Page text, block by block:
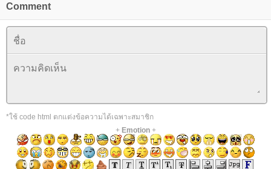
Comment
*ใช้ code html ตกแต่งข้อความได้เฉพาะสมาชิก
+ Emotion+